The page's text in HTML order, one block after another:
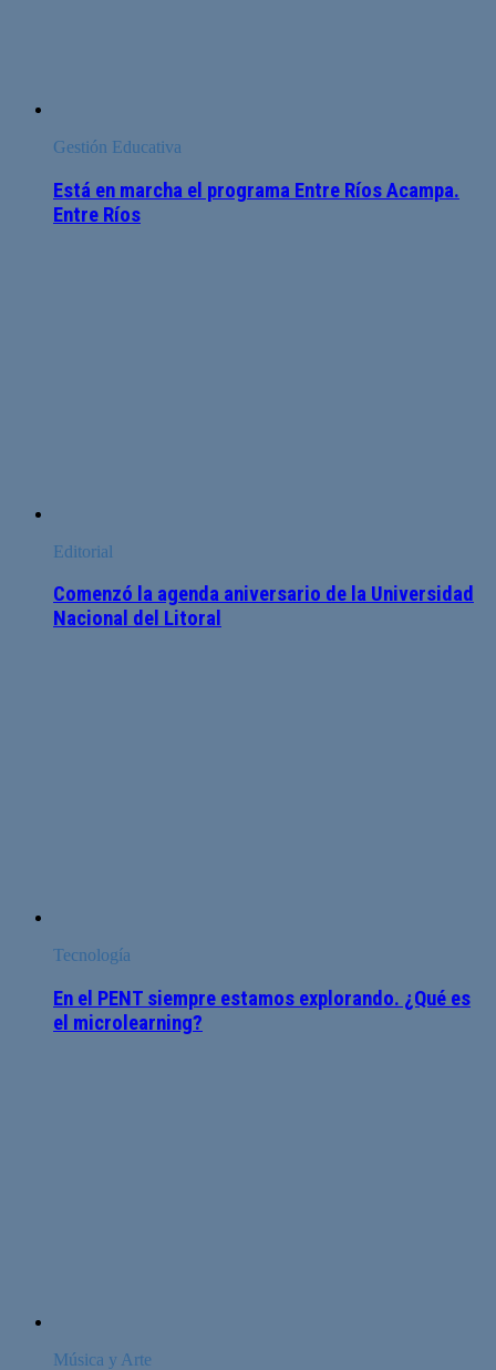
Gestión Educativa
Está en marcha el programa Entre Ríos Acampa.
Entre Ríos
Editorial
Comenzó la agenda aniversario de la Universidad
Nacional del Litoral
Tecnología
En el PENT siempre estamos explorando. ¿Qué es
el microlearning?
Música y Arte